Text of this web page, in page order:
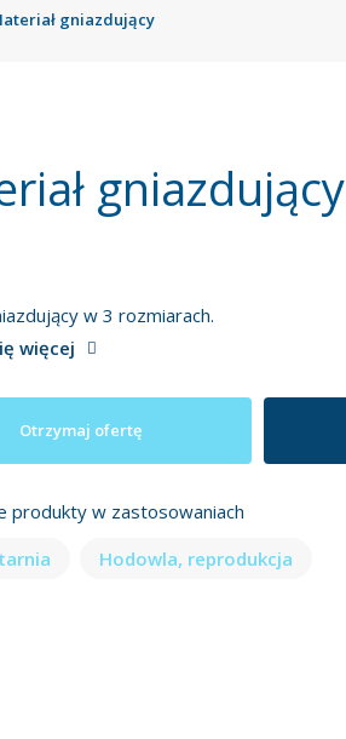
gniazdujący
gniazdujący
w 3 rozmiarach.
więcej
Otrzymaj ofertę
produkty w zastosowaniach
Hodowla, reprodukcja